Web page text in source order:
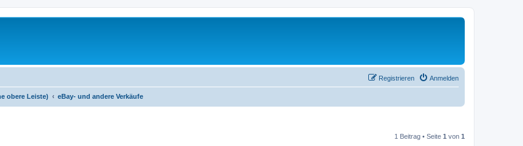
Anmelden
Registrieren
obere Leiste) eBay- und andere Verkäufe
1 Beitrag • Seite 1 von 1